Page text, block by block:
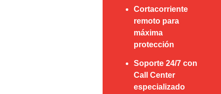
Cortacorriente
remoto para
máxima
protección
Soporte 24/7 con
Call Center
especializado